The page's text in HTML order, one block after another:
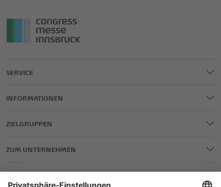
SERVICE
INFORMATIONEN
ZIELGRUPPEN
ZUM UNTERNEHMEN